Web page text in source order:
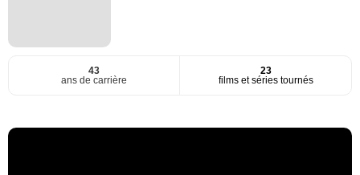
43
ans de carrière
23
films et séries tournés